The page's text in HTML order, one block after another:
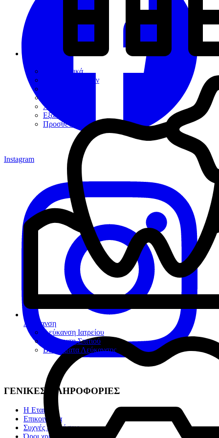
Διαγνωστικά
Αποκαταστάσεων
Χειρουργικής
Εξακτικής
Προσθετικής
Λεύκανση
Λεύκανση Ιατρείου
Λεύκανση Σπιτιού
Βοηθήματα Λεύκανσης
Instagram
ΓΕΝΙΚΕΣ ΠΛΗΡΟΦΟΡΙΕΣ
Η Εταιρία
Επικοινωνία
Συχνές ερωτήσεις